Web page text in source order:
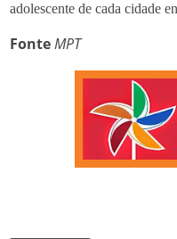
adolescente de cada cidade
FonteMPT